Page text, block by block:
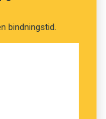
bindningstid.